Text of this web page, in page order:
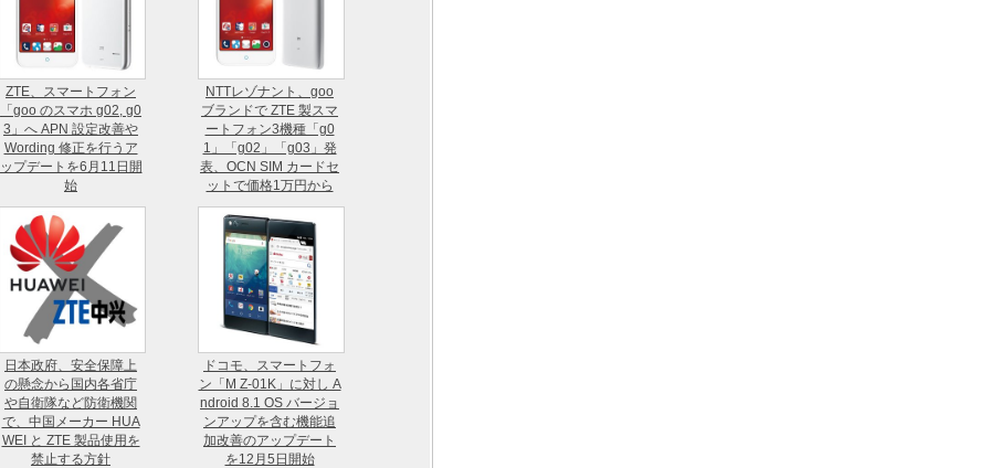
ZTE、スマートフォン
「goo のスマホ g02, g0
3」へ APN 設定改善や
Wording 修正を行うア
ップデートを6月11日開
始
NTTレゾナント、goo
ブランドで ZTE 製スマ
ートフォン3機種「g0
1」「g02」「g03」発
表、OCN SIM カードセ
ットで価格1万円から
日本政府、安全保障上
の懸念から国内各省庁
や自衛隊など防衛機関
で、中国メーカー HUA
WEI と ZTE 製品使用を
禁止する方針
ドコモ、スマートフォ
ン「M Z-01K」に対し A
ndroid 8.1 OS バージョ
ンアップを含む機能追
加改善のアップデート
を12月5日開始